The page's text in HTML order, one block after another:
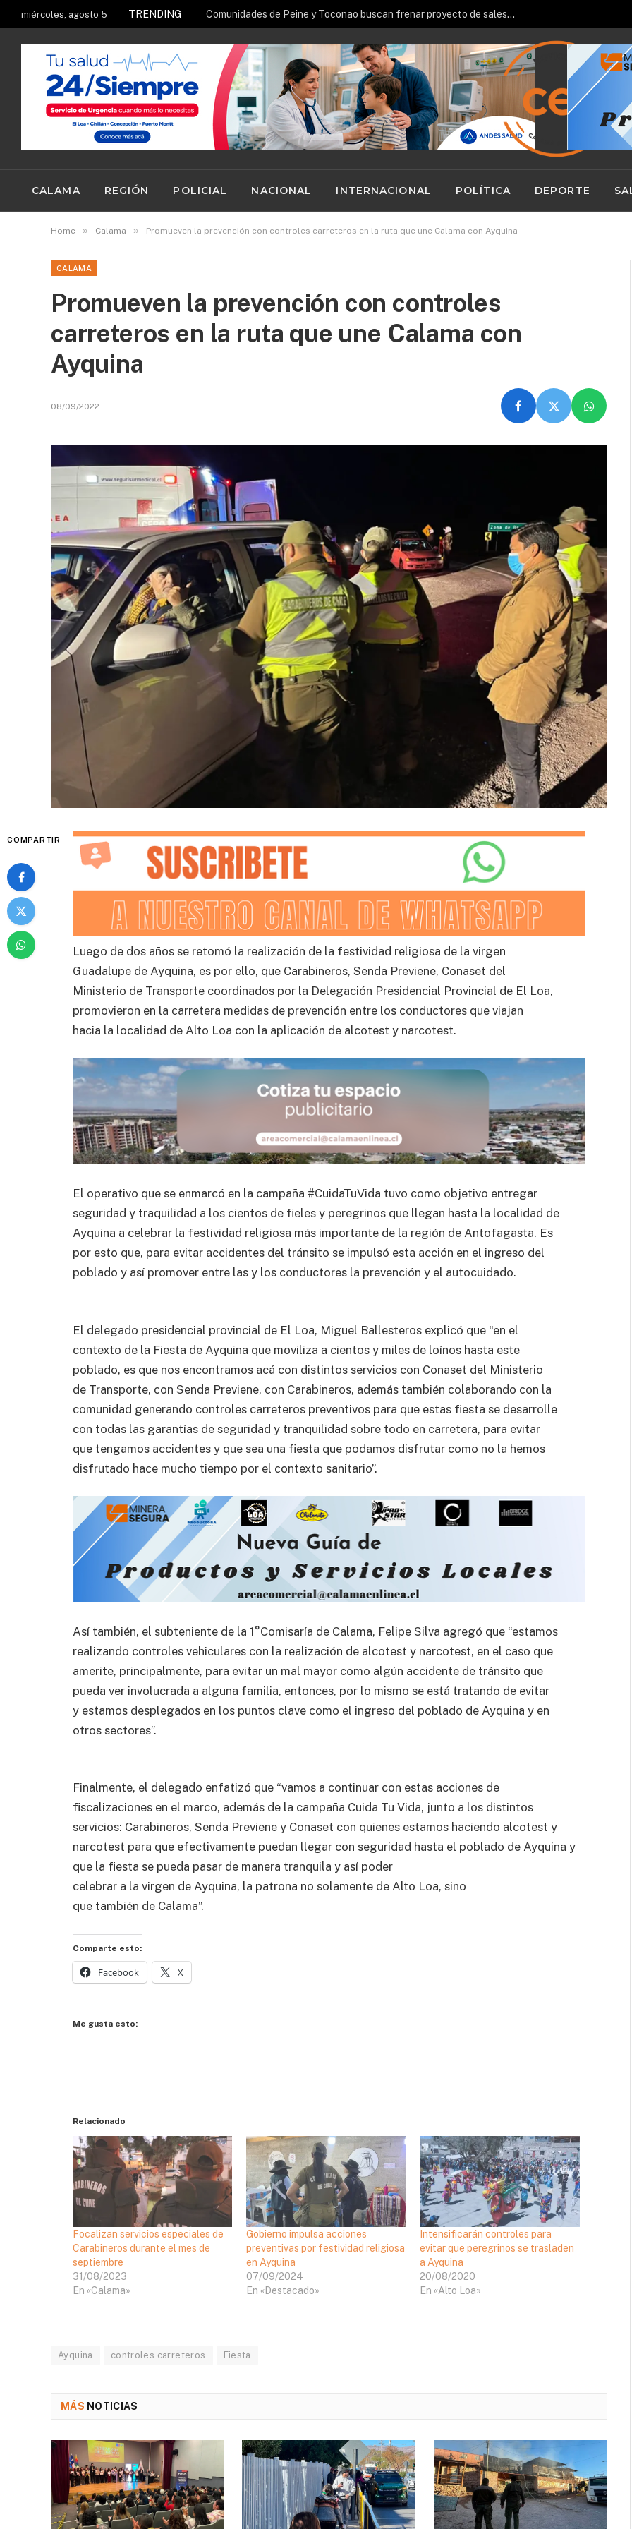
miércoles, agosto 5 TRENDING Comunidades de Peine y Toconao buscan frenar proyecto de sales de potasio en el Salar de Atacama
CALAMA REGIÓN POLICIAL NACIONAL INTERNACIONAL POLÍTICA DEPORTE
Home » Calama » Promueven la prevención con controles carreteros en la ruta que une Calama con Ayquina
CALAMA
Promueven la prevención con controles
carreteros en la ruta que une Calama con
Ayquina
08/09/2022
COMPARTIR
Luego de dos años se retomó la realización de la festividad religiosa de la virgen
Guadalupe de Ayquina, es por ello, que Carabineros, Senda Previene, Conaset del
Ministerio de Transporte coordinados por la Delegación Presidencial Provincial de El Loa,
promovieron en la carretera medidas de prevención entre los conductores que viajan
hacia la localidad de Alto Loa con la aplicación de alcotest y narcotest.
El operativo que se enmarcó en la campaña #CuidaTuVida tuvo como objetivo entregar
seguridad y traquilidad a los cientos de fieles y peregrinos que llegan hasta la localidad de
Ayquina a celebrar la festividad religiosa más importante de la región de Antofagasta. Es
por esto que, para evitar accidentes del tránsito se impulsó esta acción en el ingreso del
poblado y así promover entre las y los conductores la prevención y el autocuidado.
El delegado presidencial provincial de El Loa, Miguel Ballesteros explicó que “en el
contexto de la Fiesta de Ayquina que moviliza a cientos y miles de loínos hasta este
poblado, es que nos encontramos acá con distintos servicios con Conaset del Ministerio
de Transporte, con Senda Previene, con Carabineros, además también colaborando con la
comunidad generando controles carreteros preventivos para que estas fiesta se desarrolle
con todas las garantías de seguridad y tranquilidad sobre todo en carretera, para evitar
que tengamos accidentes y que sea una fiesta que podamos disfrutar como no la hemos
disfrutado hace mucho tiempo por el contexto sanitario”.
Así también, el subteniente de la 1°Comisaría de Calama, Felipe Silva agregó que “estamos
realizando controles vehiculares con la realización de alcotest y narcotest, en el caso que
amerite, principalmente, para evitar un mal mayor como algún accidente de tránsito que
pueda ver involucrada a alguna familia, entonces, por lo mismo se está tratando de evitar
y estamos desplegados en los puntos clave como el ingreso del poblado de Ayquina y en
otros sectores”.
Finalmente, el delegado enfatizó que “vamos a continuar con estas acciones de
fiscalizaciones en el marco, además de la campaña Cuida Tu Vida, junto a los distintos
servicios: Carabineros, Senda Previene y Conaset con quienes estamos haciendo alcotest y
narcotest para que efectivamente puedan llegar con seguridad hasta el poblado de Ayquina y
que la fiesta se pueda pasar de manera tranquila y así poder
celebrar a la virgen de Ayquina, la patrona no solamente de Alto Loa, sino
que también de Calama”.
Comparte esto:
Facebook X
Me gusta esto:
Relacionado
Focalizan servicios especiales de
Carabineros durante el mes de
septiembre
31/08/2023
En «Calama»
Gobierno impulsa acciones
preventivas por festividad religiosa
en Ayquina
07/09/2024
En «Destacado»
Intensificarán controles para
evitar que peregrinos se trasladen
a Ayquina
20/08/2020
En «Alto Loa»
Ayquina controles carreteros Fiesta
MÁS NOTICIAS